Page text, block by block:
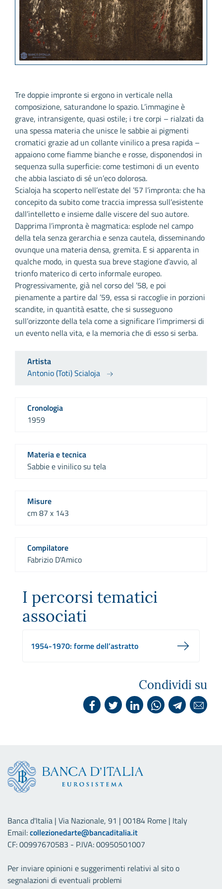
Tre doppie impronte si ergono in verticale nella
composizione, saturandone lo spazio. L’immagine è
grave, intransigente, quasi ostile; i tre corpi – rialzati da
una spessa materia che unisce le sabbie ai pigmenti
cromatici grazie ad un collante vinilico a presa rapida –
appaiono come fiamme bianche e rosse, disponendosi in
sequenza sulla superficie: come testimoni di un evento
che abbia lasciato di sé un’eco dolorosa.
Scialoja ha scoperto nell’estate del ’57 l’impronta: che ha
concepito da subito come traccia impressa sull’esistente
dall’intelletto e insieme dalle viscere del suo autore.
Dapprima l’impronta è magmatica: esplode nel campo
della tela senza gerarchia e senza cautela, disseminando
ovunque una materia densa, gremita. E si apparenta in
qualche modo, in questa sua breve stagione d’avvio, al
trionfo materico di certo informale europeo.
Progressivamente, già nel corso del ’58, e poi
pienamente a partire dal ’59, essa si raccoglie in porzioni
scandite, in quantità esatte, che si susseguono
sull’orizzonte della tela come a significare l’imprimersi di
un evento nella vita, e la memoria che di esso si serba.
Artista
Antonio (Toti) Scialoja
Cronologia
1959
Materia e tecnica
Sabbie e vinilico su tela
Misure
cm 87 x 143
Compilatore
Fabrizio D'Amico
I percorsi tematici
associati
1954-1970: forme dell’astratto
Condividi su
Banca d'Italia | Via Nazionale, 91 | 00184 Rome | Italy
Email:collezionedarte@bancaditalia.it
CF: 00997670583 - P.IVA: 00950501007
Per inviare opinioni e suggerimenti relativi al sito o
segnalazioni di eventuali problemi